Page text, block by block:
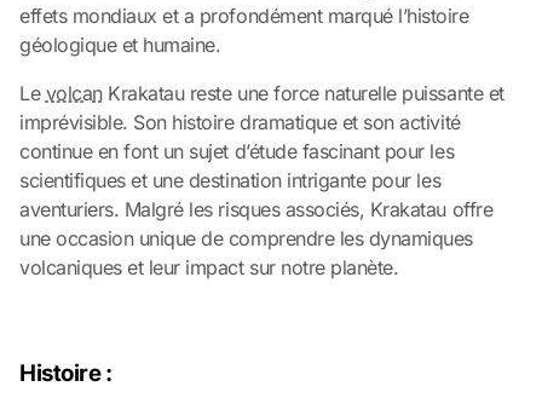
effets mondiaux et a profondément marqué l’histoire
géologique et humaine.
Le volcanKrakatau reste une force naturelle puissante et
imprévisible. Son histoire dramatique et son activité
continue en font un sujet d’étude fascinant pour les
scientifiques et une destination intrigante pour les
aventuriers. Malgré les risques associés, Krakatau offre
une occasion unique de comprendre les dynamiques
volcaniques et leur impact sur notre planète.
Histoire :